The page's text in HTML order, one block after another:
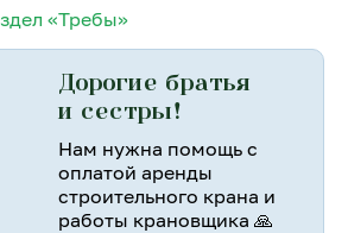
«Требы»
Дорогие братья
и сестры!
Нам нужна помощь с
оплатой аренды
строительного крана и
работы крановщика 🙏